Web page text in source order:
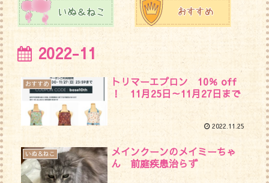
2022-11
おすすめ
トリマーエプロン 10％ off
！ 11月25日～11月27日まで
2022.11.25
いぬ＆ねこ
メインクーンのメイミーちゃ
ん 前庭疾患治らず